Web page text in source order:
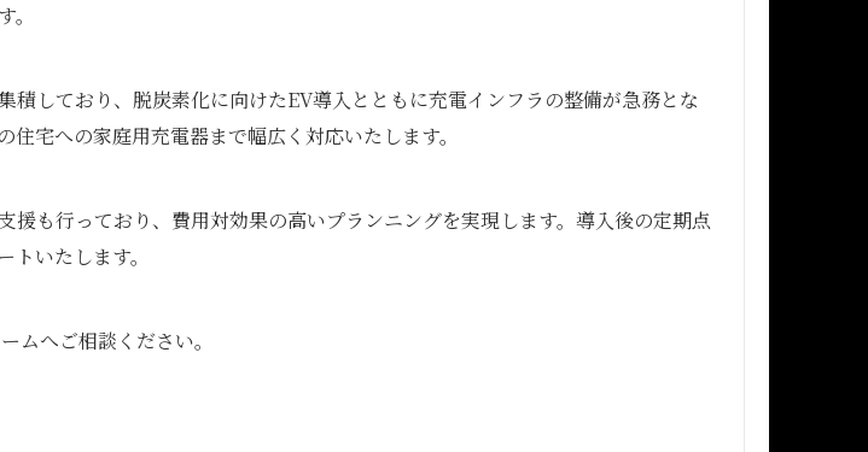
しており、脱炭素化に向けたEV導入とともに充電インフラの整備が急務とな
宅への家庭用充電器まで幅広く対応いたします。
も行っており、費用対効果の高いプランニングを実現します。導入後の定期点
いたします。
ムへご相談ください。